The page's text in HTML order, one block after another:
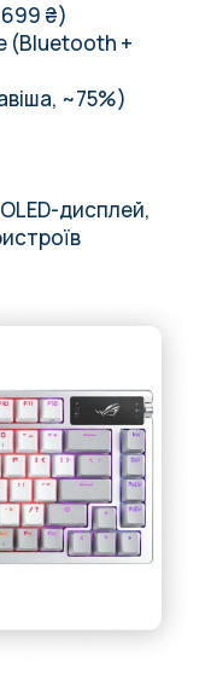
699 ₴)
(Bluetooth +
~75%)
дисплей,